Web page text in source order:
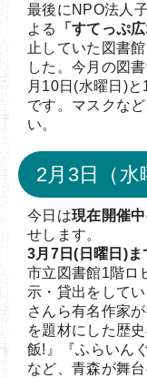
最後にNPO法人
よる
「すてっぷ
止していた図書
した。今月の図
月10日(水曜日)
です。マスクな
い。
2月3日（水
今日は現在開催
せします。
3月7日(日曜日)
市立図書館1階ロ
示・貸出をして
さんら有名作家
を題材にした歴
飯!』『ふらいん
など、青森が舞